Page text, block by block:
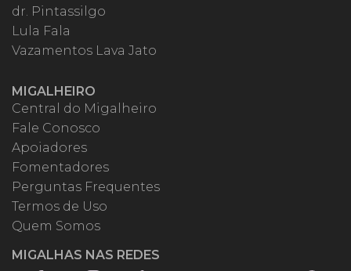
dr. Pintassilgo
Lula Fala
Vazamentos Lava Jato
MIGALHEIRO
Central do Migalheiro
Fale Conosco
Apoiadores
Fomentadores
Perguntas Frequentes
Termos de Uso
Quem Somos
MIGALHAS NAS REDES